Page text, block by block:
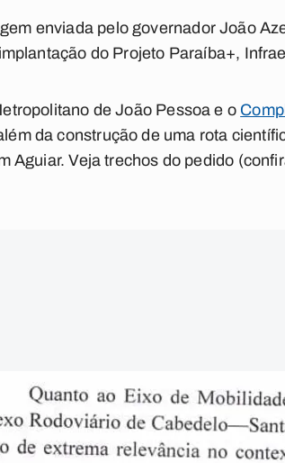
enviada pelo governador João
do Projeto Paraíba+,
de João Pessoa e o
da construção de uma rota
Aguiar. Veja trechos do pedido